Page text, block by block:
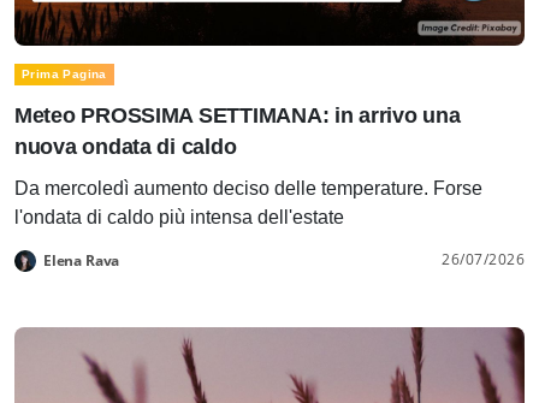
Prima Pagina
Meteo PROSSIMA SETTIMANA: in arrivo una
nuova ondata di caldo
Da mercoledì aumento deciso delle temperature. Forse
l'ondata di caldo più intensa dell'estate
Elena Rava 26/07/2026